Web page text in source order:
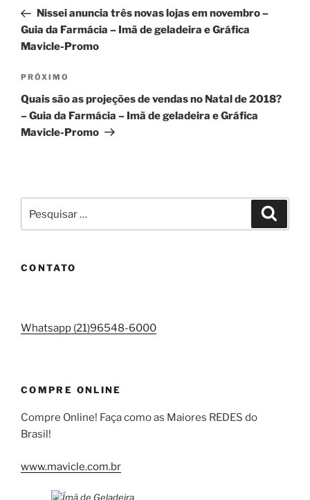
Post
anterior
Nissei anuncia três novas lojas em novembro –
Guia da Farmácia – Imã de geladeira e Gráfica
Mavicle-Promo
Próximo
post
PRÓXIMO
Quais são as projeções de vendas no Natal de 2018?
– Guia da Farmácia – Imã de geladeira e Gráfica
Mavicle-Promo
por:
CONTATO
Whatsapp (21)96548-6000
COMPRE ONLINE
Compre Online! Faça como as Maiores REDES do
Brasil!
www.mavicle.com.br